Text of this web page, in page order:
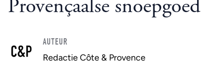
Provençaalse snoepgoed
AUTEUR
Redactie Côte & Provence